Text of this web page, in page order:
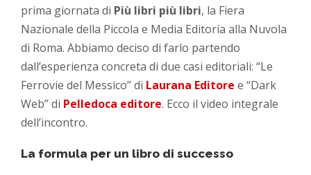
prima giornata di Più libri più libri, la Fiera
Nazionale della Piccola e Media Editoria alla Nuvola
di Roma. Abbiamo deciso di farlo partendo
dall’esperienza concreta di due casi editoriali: “Le
Ferrovie del Messico” di Laurana Editore e “Dark
Web” di Pelledoca editore. Ecco il video integrale
dell’incontro.
La formula per un libro di successo